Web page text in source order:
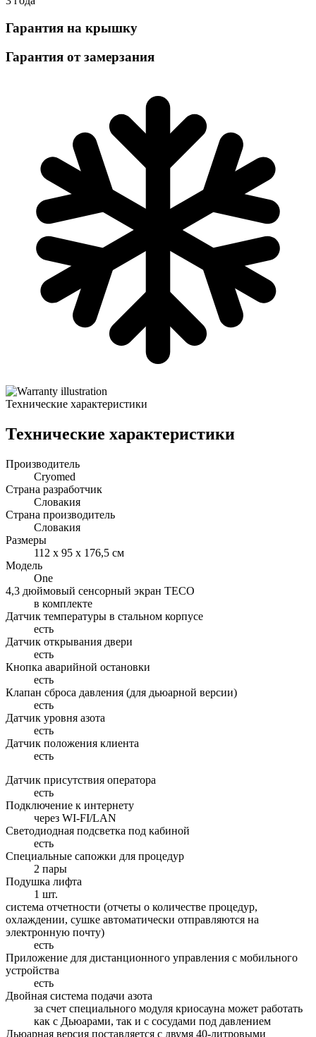
Гарантия на крышку
Гарантия от замерзания
Технические характеристики
Технические характеристики
Производитель
Cryomed
Страна разработчик
Словакия
Страна производитель
Словакия
Размеры
112 х 95 х 176,5 см
Модель
One
4,3 дюймовый сенсорный экран TECO
в комплекте
Датчик температуры в стальном корпусе
есть
Датчик открывания двери
есть
Кнопка аварийной остановки
есть
Клапан сброса давления (для дьюарной версии)
есть
Датчик уровня азота
есть
Датчик положения клиента
есть
Датчик присутствия оператора
есть
Подключение к интернету
через WI-FI/LAN
Светодиодная подсветка под кабиной
есть
Специальные сапожки для процедур
2 пары
Подушка лифта
1 шт.
система отчетности (отчеты о количестве процедур,
охлаждении, сушке автоматически отправляются на
электронную почту)
есть
Приложение для дистанционного управления с мобильного
устройства
есть
Двойная система подачи азота
за счет специального модуля криосауна может работать
как с Дьюарами, так и с сосудами под давлением
Дьюарная версия поставляется с двумя 40-литровыми